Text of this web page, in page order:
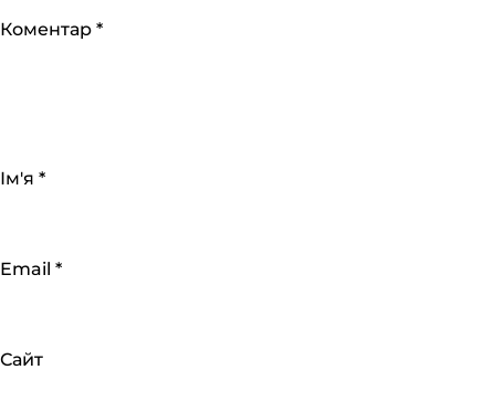
Коментар *
Ім'я *
Email *
Сайт